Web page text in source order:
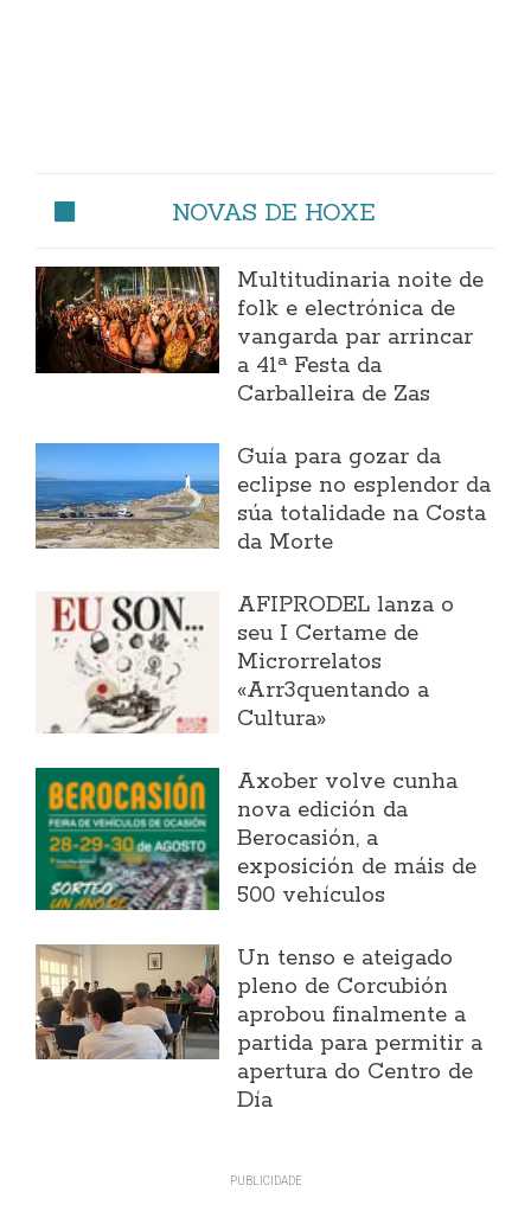
NOVAS DE HOXE
Multitudinaria noite de
folk e electrónica de
vangarda par arrincar
a 41ª Festa da
Carballeira de Zas
Guía para gozar da
eclipse no esplendor da
súa totalidade na Costa
da Morte
AFIPRODEL lanza o
seu I Certame de
Microrrelatos
«Arr3quentando a
Cultura»
Axober volve cunha
nova edición da
Berocasión, a
exposición de máis de
500 vehículos
Un tenso e ateigado
pleno de Corcubión
aprobou finalmente a
partida para permitir a
apertura do Centro de
Día